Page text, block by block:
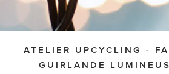
ATELIER UPCYCLING -
GUIRLANDE